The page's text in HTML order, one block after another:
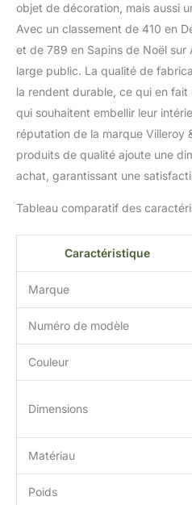
objet de décoration, mais aussi
Avec un classement de 410 en
et de 789 en Sapins de Noël sur
large public. La qualité de
la rendent durable, ce qui en
qui souhaitent embellir leur
réputation de la marque Villeroy
produits de qualité ajoute une
achat, garantissant une
Tableau comparatif des
Caractéristique
Marque
Numéro de modèle
Couleur
Dimensions
Matériau
Poids